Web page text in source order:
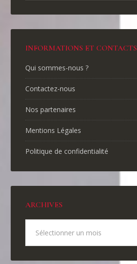
INFORMATIONS ET CONTACTS
Qui sommes-nous ?
Contactez-nous
Nos partenaires
Mentions Légales
Politique de confidentialité
ARCHIVES